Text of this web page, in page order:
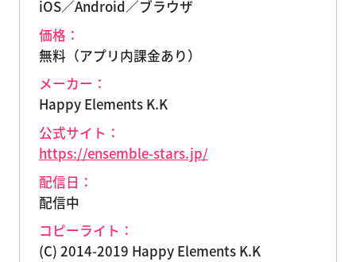
iOS／Android／ブラウザ
価格：
無料（アプリ内課金あり）
メーカー：
Happy Elements K.K
公式サイト：
https://ensemble-stars.jp/
配信日：
配信中
コピーライト：
(C) 2014-2019 Happy Elements K.K